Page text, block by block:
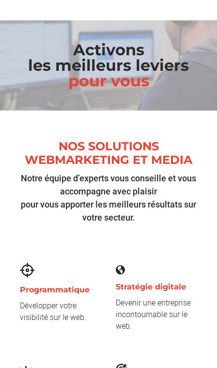
Activons
les meilleurs leviers
pour vous
NOS SOLUTIONS
WEBMARKETING ET MEDIA
Notre équipe d’experts vous conseille et vous
accompagne avec plaisir
pour vous apporter les meilleurs résultats sur
votre secteur.
Programmatique
Développer votre
visibilité sur le web.
Stratégie digitale
Devenir une entreprise
incontournable sur le
web.